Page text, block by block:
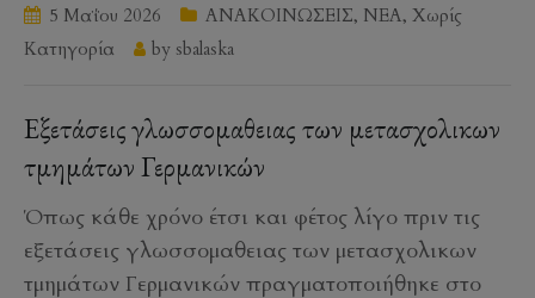
5 Μαΐου 2026 ΑΝΑΚΟΙΝΩΣΕΙΣ, ΝΕΑ, Χωρίς
Κατηγορία
by sbalaska
Εξετάσεις γλωσσομαθειας των μετασχολικων
τμημάτων Γερμανικών
Όπως κάθε χρόνο έτσι και φέτος λίγο πριν τις
εξετάσεις γλωσσομαθειας των μετασχολικων
τμημάτων Γερμανικών πραγματοποιήθηκε στο